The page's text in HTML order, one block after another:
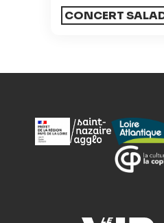
CONCERT